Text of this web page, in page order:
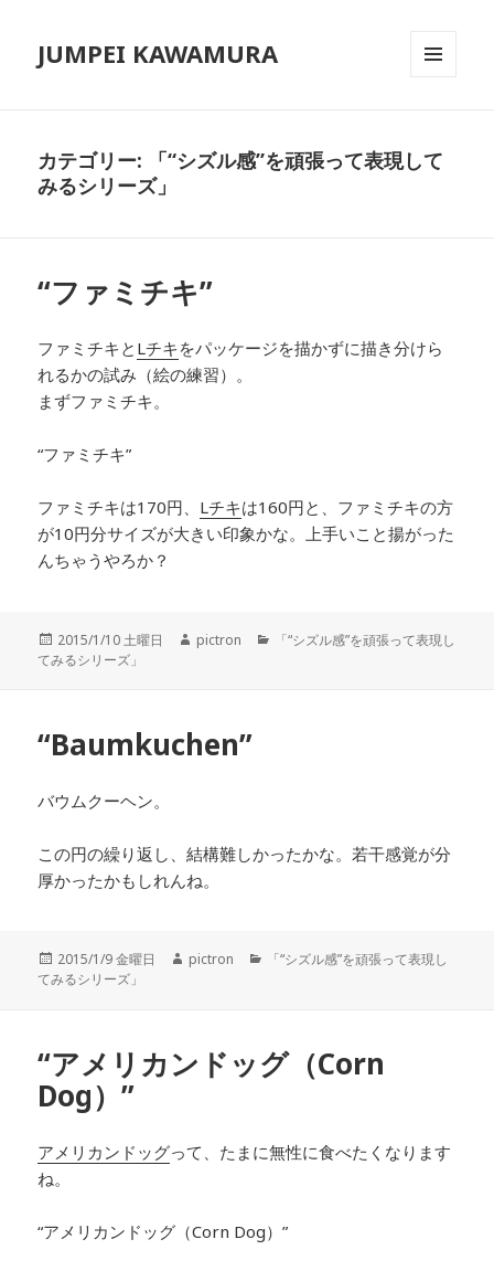
JUMPEI KAWAMURA
カテゴリー: 「“シズル感”を頑張って表現して
みるシリーズ」
“ファミチキ”
ファミチキと Lチキをパッケージを描かずに描き分けら
れるかの試み（絵の練習）。
まずファミチキ。
“ファミチキ”
ファミチキは170円、 Lチキは160円と、ファミチキの方
が10円分サイズが大きい印象かな。上手いこと揚がった
んちゃうやろか？
投
稿
2015/1/10 土曜日
作
pictron
カ
「“シズル感”を頑張って表現し
てみるシリーズ」
“Baumkuchen”
バウムクーヘン。
この円の繰り返し、結構難しかったかな。若干感覚が分
厚かったかもしれんね。
投
稿
2015/1/9 金曜日
作
pictron
カ
「“シズル感”を頑張って表現し
てみるシリーズ」
“アメリカンドッグ（Corn
Dog）”
アメリカンドッグって、たまに無性に食べたくなります
ね。
“アメリカンドッグ（Corn Dog）”